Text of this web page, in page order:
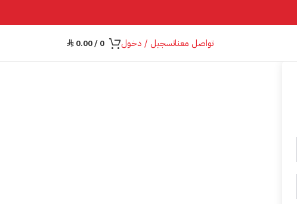
تواصل معناتسجيل / دخول 0
/
⃁ 0.00